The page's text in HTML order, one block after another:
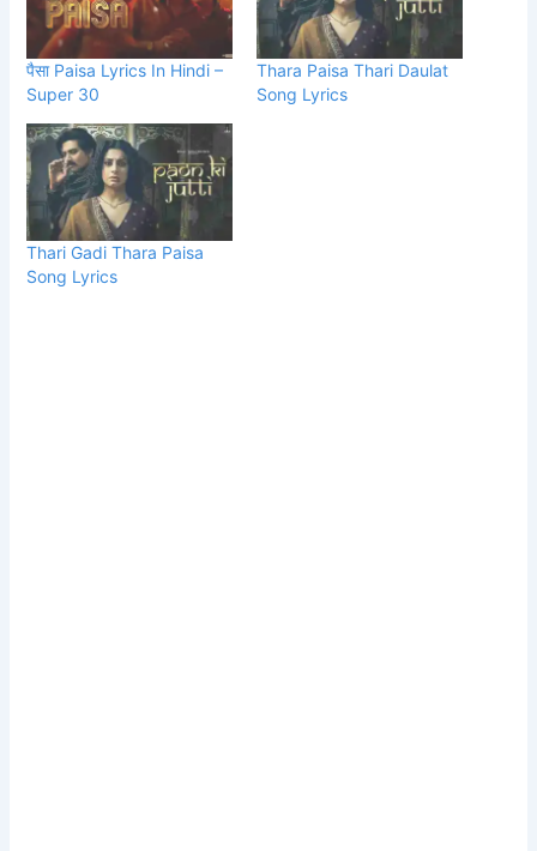
पैसा Paisa Lyrics In Hindi –
Super 30
Thara Paisa Thari Daulat
Song Lyrics
Thari Gadi Thara Paisa
Song Lyrics